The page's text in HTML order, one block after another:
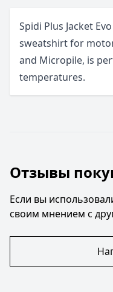
Spidi Plus Jacket
sweatshirt for
and Micropile, is
temperatures.
Отзывы
Если вы
своим мнением с